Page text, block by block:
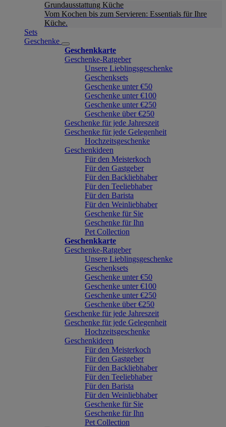
Grundausstattung Küche
Vom Kochen bis zum Servieren: Essentials für Ihre
Küche.
Sets
Geschenke
Geschenkkarte
Geschenke-Ratgeber
Unsere Lieblingsgeschenke
Geschenksets
Geschenke unter €50
Geschenke unter €100
Geschenke unter €250
Geschenke über €250
Geschenke für jede Jahreszeit
Geschenke für jede Gelegenheit
Hochzeitsgeschenke
Geschenkideen
Für den Meisterkoch
Für den Gastgeber
Für den Backliebhaber
Für den Teeliebhaber
Für den Barista
Für den Weinliebhaber
Geschenke für Sie
Geschenke für Ihn
Pet Collection
Geschenkkarte
Geschenke-Ratgeber
Unsere Lieblingsgeschenke
Geschenksets
Geschenke unter €50
Geschenke unter €100
Geschenke unter €250
Geschenke über €250
Geschenke für jede Jahreszeit
Geschenke für jede Gelegenheit
Hochzeitsgeschenke
Geschenkideen
Für den Meisterkoch
Für den Gastgeber
Für den Backliebhaber
Für den Teeliebhaber
Für den Barista
Für den Weinliebhaber
Geschenke für Sie
Geschenke für Ihn
Pet Collection